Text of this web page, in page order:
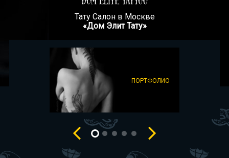
Тату Салон в Москве
«Дом Элит Тату»
ПОРТФОЛИО